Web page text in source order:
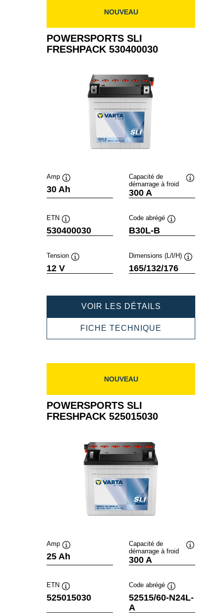
NOUVEAU
POWERSPORTS SLI
FRESHPACK 530400030
Amp
Infobulle
30 Ah
Capacité de
démarrage à froid
300 A
ETN
Infobulle
530400030
Code abrégé
B30L-B
Tension
12 V
Dimensions (L/l/H)
165/132/176
VOIR LES DÉTAILS
FRESHPACK
530400030
FICHE TECHNIQUE
NOUVEAU
POWERSPORTS SLI
FRESHPACK 525015030
Amp
Infobulle
25 Ah
Capacité de
démarrage à froid
300 A
ETN
Infobulle
525015030
Code abrégé
Infobulle
52515/60-N24L-
A